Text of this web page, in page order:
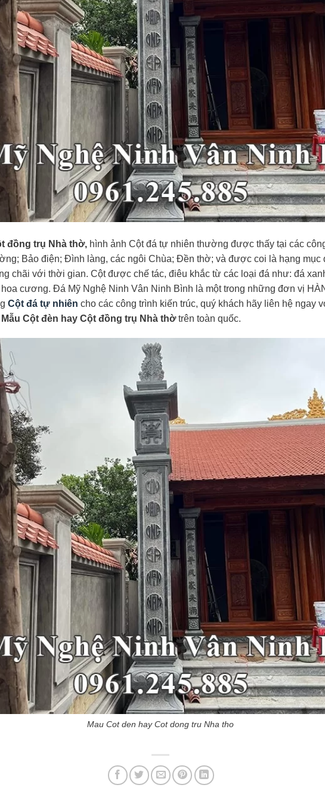
đồng trụ Nhà thờ, hình ảnh Cột đá tự nhiên thường được thấy tại các
Bảo điện; Đình làng, các ngôi Chùa; Đền thờ; và được coi là hạng mục
chãi với thời gian. Cột được chế tác, điêu khắc từ các loại đá như: đá
hoa cương. Đá Mỹ Nghệ Ninh Vân Ninh Bình là một trong những đơn vị
Cột đá tự nhiên cho các công trình kiến trúc, quý khách hãy liên hệ ngay
Mẫu Cột đèn hay Cột đồng trụ Nhà thờtrên toàn quốc.
Mau Cot den hay Cot dong tru Nha tho